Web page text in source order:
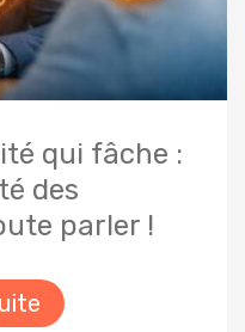
qui fâche :
des
parler !